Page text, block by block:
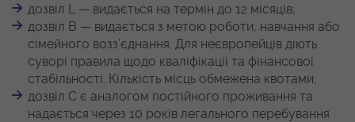
дозвіл L — видається на термін до 12 місяців;
дозвіл B — видається з метою роботи, навчання або
сімейного возз’єднання. Для неєвропейців діють
суворі правила щодо кваліфікації та фінансової
стабільності. Кількість місць обмежена квотами;
дозвіл C є аналогом постійного проживання та
надається через 10 років легального перебування